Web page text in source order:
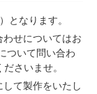
となります。
わせについてはお
ついて問い合わ
さいませ。
して製作をいたし